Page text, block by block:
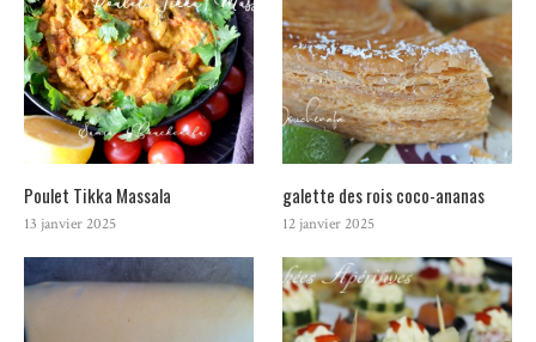
Poulet Tikka Massala
13 janvier 2025
galette des rois coco-ananas
12 janvier 2025